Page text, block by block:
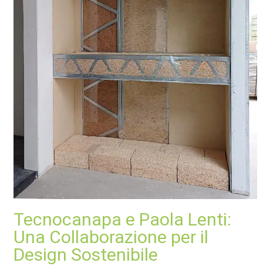
Tecnocanapa e Paola Lenti:
Una Collaborazione per il
Design Sostenibile